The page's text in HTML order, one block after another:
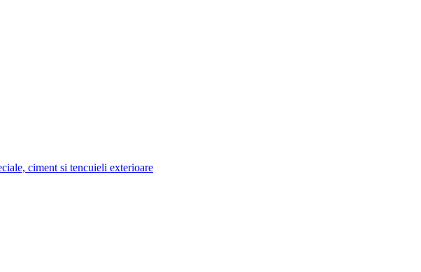
ciment si tencuieli exterioare